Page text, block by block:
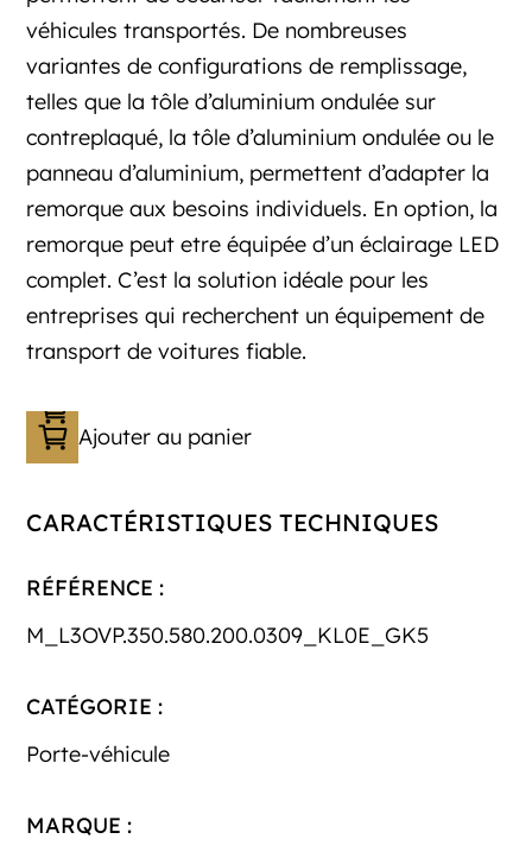
véhicules transportés. De nombreuses
variantes de configurations de remplissage,
telles que la tôle d’aluminium ondulée sur
contreplaqué, la tôle d’aluminium ondulée ou le
panneau d’aluminium, permettent d’adapter la
remorque aux besoins individuels. En option, la
remorque peut etre équipée d’un éclairage LED
complet. C’est la solution idéale pour les
entreprises qui recherchent un équipement de
transport de voitures fiable.
Ajouter au panier
CARACTÉRISTIQUES TECHNIQUES
RÉFÉRENCE :
M_L3OVP.350.580.200.0309_KL0E_GK5
CATÉGORIE :
Porte-véhicule
MARQUE :